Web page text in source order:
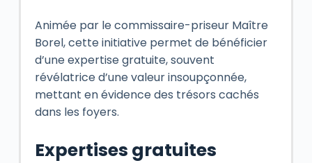
Animée par le commissaire-priseur Maître
Borel, cette initiative permet de bénéficier
d’une expertise gratuite, souvent
révélatrice d’une valeur insoupçonnée,
mettant en évidence des trésors cachés
dans les foyers.
Expertises gratuites